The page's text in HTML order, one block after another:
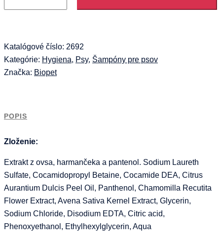
šampón
200
ml
Katalógové číslo: 2692
Kategórie: Hygiena, Psy, Šampóny pre psov
Značka: Biopet
POPIS
Zloženie:
Extrakt z ovsa, harmančeka a pantenol. Sodium Laureth
Sulfate, Cocamidopropyl Betaine, Cocamide DEA, Citrus
Aurantium Dulcis Peel Oil, Panthenol, Chamomilla Recutita
Flower Extract, Avena Sativa Kernel Extract, Glycerin,
Sodium Chloride, Disodium EDTA, Citric acid,
Phenoxyethanol, Ethylhexylglycerin, Aqua